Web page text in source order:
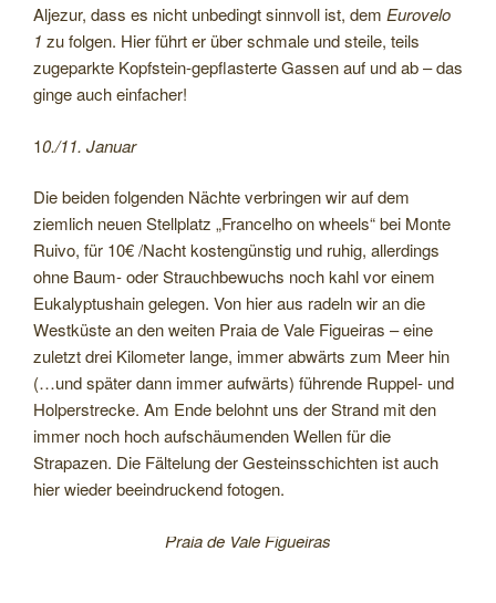
Aljezur, dass es nicht unbedingt sinnvoll ist, dem Eurovelo
1 zu folgen. Hier führt er über schmale und steile, teils
zugeparkte Kopfstein-gepflasterte Gassen auf und ab – das
ginge auch einfacher!
10./11. Januar
Die beiden folgenden Nächte verbringen wir auf dem
ziemlich neuen Stellplatz „Francelho on wheels“ bei Monte
Ruivo, für 10€ /Nacht kostengünstig und ruhig, allerdings
ohne Baum- oder Strauchbewuchs noch kahl vor einem
Eukalyptushain gelegen. Von hier aus radeln wir an die
Westküste an den weiten Praia de Vale Figueiras – eine
zuletzt drei Kilometer lange, immer abwärts zum Meer hin
(…und später dann immer aufwärts) führende Ruppel- und
Holperstrecke. Am Ende belohnt uns der Strand mit den
immer noch hoch aufschäumenden Wellen für die
Strapazen. Die Fältelung der Gesteinsschichten ist auch
hier wieder beeindruckend fotogen.
Praia de Vale Figueiras